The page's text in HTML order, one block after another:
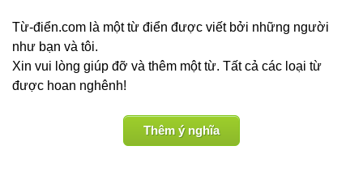
Từ-điển.com là một từ điển được viết bởi những người
như bạn và tôi.
Xin vui lòng giúp đỡ và thêm một từ. Tất cả các loại từ
được hoan nghênh!
Thêm ý nghĩa